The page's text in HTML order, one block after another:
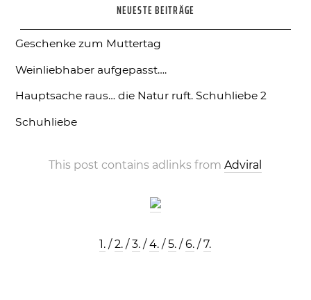
NEUESTE BEITRÄGE
Geschenke zum Muttertag
Weinliebhaber aufgepasst….
Hauptsache raus… die Natur ruft. Schuhliebe 2
Schuhliebe
This post contains adlinks fromAdviral
1. /2. /3. /4. /5. /6. /7.